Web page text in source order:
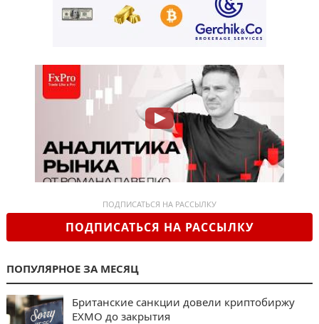
ПОДПИСАТЬСЯ НА РАССЫЛКУ
ПОДПИСАТЬСЯ НА РАССЫЛКУ
ПОПУЛЯРНОЕ ЗА МЕСЯЦ
Британские санкции довели криптобиржу
EXMO до закрытия